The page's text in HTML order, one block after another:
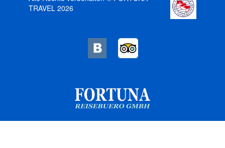
TRAVEL 2026